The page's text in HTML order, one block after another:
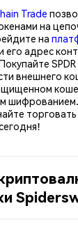
Trade
на
на
его адрес
внешнего
шифрованием.